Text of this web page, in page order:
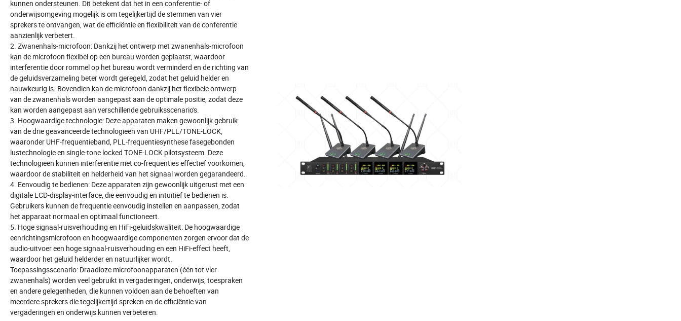
kunnen ondersteunen. Dit betekent dat het in een conferentie- of
onderwijsomgeving mogelijk is om tegelijkertijd de stemmen van vier
sprekers te ontvangen, wat de efficiëntie en flexibiliteit van de conferentie
aanzienlijk verbetert.
2. Zwanenhals-microfoon: Dankzij het ontwerp met zwanenhals-microfoon
kan de microfoon flexibel op een bureau worden geplaatst, waardoor
interferentie door rommel op het bureau wordt verminderd en de richting van
de geluidsverzameling beter wordt geregeld, zodat het geluid helder en
nauwkeurig is. Bovendien kan de microfoon dankzij het flexibele ontwerp
van de zwanenhals worden aangepast aan de optimale positie, zodat deze
kan worden aangepast aan verschillende gebruiksscenario's.
3. Hoogwaardige technologie: Deze apparaten maken gewoonlijk gebruik
van de drie geavanceerde technologieën van UHF/PLL/TONE-LOCK,
waaronder UHF-frequentieband, PLL-frequentiesynthese fasegebonden
lustechnologie en single-tone locked TONE-LOCK pilotsysteem. Deze
technologieën kunnen interferentie met co-frequenties effectief voorkomen,
waardoor de stabiliteit en helderheid van het signaal worden gegarandeerd.
4. Eenvoudig te bedienen: Deze apparaten zijn gewoonlijk uitgerust met een
digitale LCD-display-interface, die eenvoudig en intuïtief te bedienen is.
Gebruikers kunnen de frequentie eenvoudig instellen en aanpassen, zodat
het apparaat normaal en optimaal functioneert.
5. Hoge signaal-ruisverhouding en HiFi-geluidskwaliteit: De hoogwaardige
eenrichtingsmicrofoon en hoogwaardige componenten zorgen ervoor dat de
audio-uitvoer een hoge signaal-ruisverhouding en een HiFi-effect heeft,
waardoor het geluid helderder en natuurlijker wordt.
Toepassingsscenario: Draadloze microfoonapparaten (één tot vier
zwanenhals) worden veel gebruikt in vergaderingen, onderwijs, toespraken
en andere gelegenheden, die kunnen voldoen aan de behoeften van
meerdere sprekers die tegelijkertijd spreken en de efficiëntie van
vergaderingen en onderwijs kunnen verbeteren.